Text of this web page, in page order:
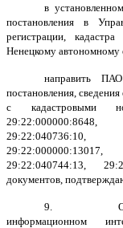
в
постановления в
регистрации,
Ненецкому автономному
направить
постановления,
с кадастровыми
29:22:000000:8648,
29:22:040736:10,
29:22:040744:13,
документов,
9.
информационном